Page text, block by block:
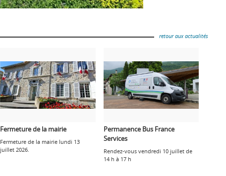
retour aux actualités
Fermeture de la mairie
Fermeture de la mairie lundi 13
juillet 2026.
Permanence Bus France
Services
Rendez-vous vendredi 10 juillet de
14 h à 17 h